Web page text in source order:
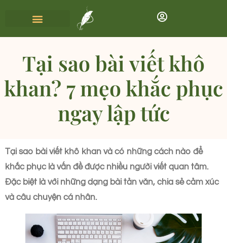
Tại sao bài viết khô
khan? 7 mẹo khắc phục
ngay lập tức
Tại sao bài viết khô khan và có những cách nào để
khắc phục là vấn đề được nhiều người viết quan tâm.
Đặc biệt là với những dạng bài tản văn, chia sẻ cảm xúc
và câu chuyện cá nhân.